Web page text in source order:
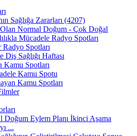
Sağlığa Zararları (4207)
Normal Doğum - Çok Doğal
Mücadele Radyo Spotları
Radyo Spotları
Diş Sağlığı Haftası
Kamu Spotları
Kamu Spotu
Kamu Spotları
Doğum Eylem Planı İkinci Aşama
...